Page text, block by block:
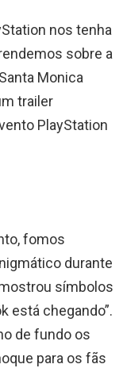
nos tenha
sobre a
Monica
trailer
PlayStation
fomos
durante
símbolos
está chegando”.
de fundo os
para os fãs